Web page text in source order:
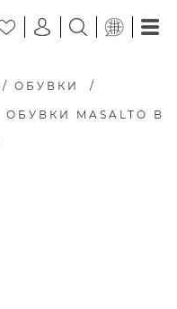
/ ОБУВКИ /
MASALTO В